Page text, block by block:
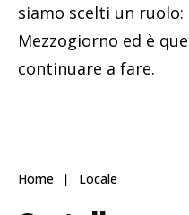
siamo scelti un
Mezzogiorno ed è
continuare a fare.
Home Locale